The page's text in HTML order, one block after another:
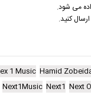
می شود.
کنید.
Hamid
1 Music
Next
Next1
Next1Music